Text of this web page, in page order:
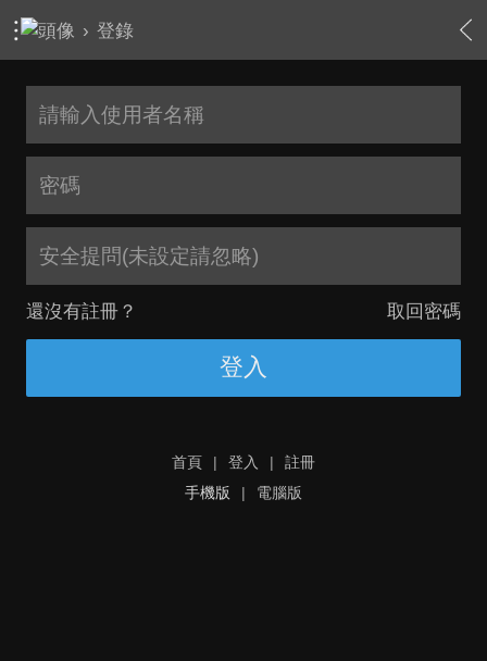
› 登錄
安全提問(未設定請忽略)
還沒有註冊？ 取回密碼
登入
首頁 | 登入 |
註冊
手機版
| 電腦版